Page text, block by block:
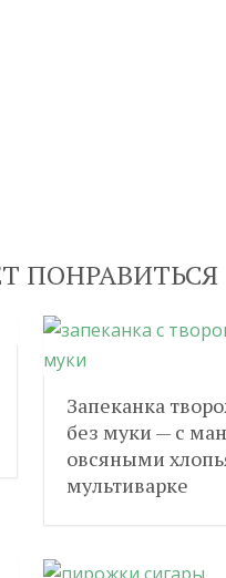
ПОНРАВИТЬСЯ
Запеканка
без муки — с
овсяными
мультиварке